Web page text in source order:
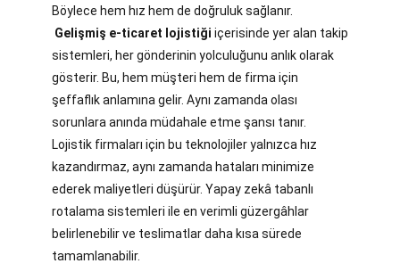
Böylece hem hız hem de doğruluk sağlanır.
Gelişmiş e-ticaret lojistiği içerisinde yer alan takip
sistemleri, her gönderinin yolculuğunu anlık olarak
gösterir. Bu, hem müşteri hem de firma için
şeffaflık anlamına gelir. Aynı zamanda olası
sorunlara anında müdahale etme şansı tanır.
Lojistik firmaları için bu teknolojiler yalnızca hız
kazandırmaz, aynı zamanda hataları minimize
ederek maliyetleri düşürür. Yapay zekâ tabanlı
rotalama sistemleri ile en verimli güzergâhlar
belirlenebilir ve teslimatlar daha kısa sürede
tamamlanabilir.